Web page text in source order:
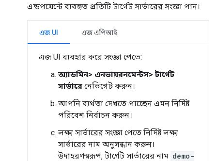
এন্ডপয়েন্টে ব্যবহৃত প্রতিটি টার্গেট সার্ভারের সংজ্ঞা পান।
এজ UI এজ এপিআই
এজ UI ব্যবহার করে সংজ্ঞা পেতে:
অ্যাডমিন> এনভায়রনমেন্টস> টার্গেট
সার্ভারে নেভিগেট করুন।
আপনি ব্যর্থতা দেখতে পাচ্ছেন এমন নির্দিষ্ট
পরিবেশ নির্বাচন করুন।
লক্ষ্য সার্ভারের সংজ্ঞা পেতে নির্দিষ্ট লক্ষ্য
সার্ভারের নাম অনুসন্ধান করুন।
উদাহরণস্বরূপ, টার্গেট সার্ভারের নাম demo-